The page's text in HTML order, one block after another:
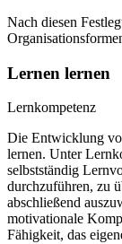
Nach diesen
Lernen lernen
Lernkompetenz
Die Entwicklung
lernen. Unter
selbstständig
durchzuführen, zu
abschließend
motivationale
Fähigkeit, das